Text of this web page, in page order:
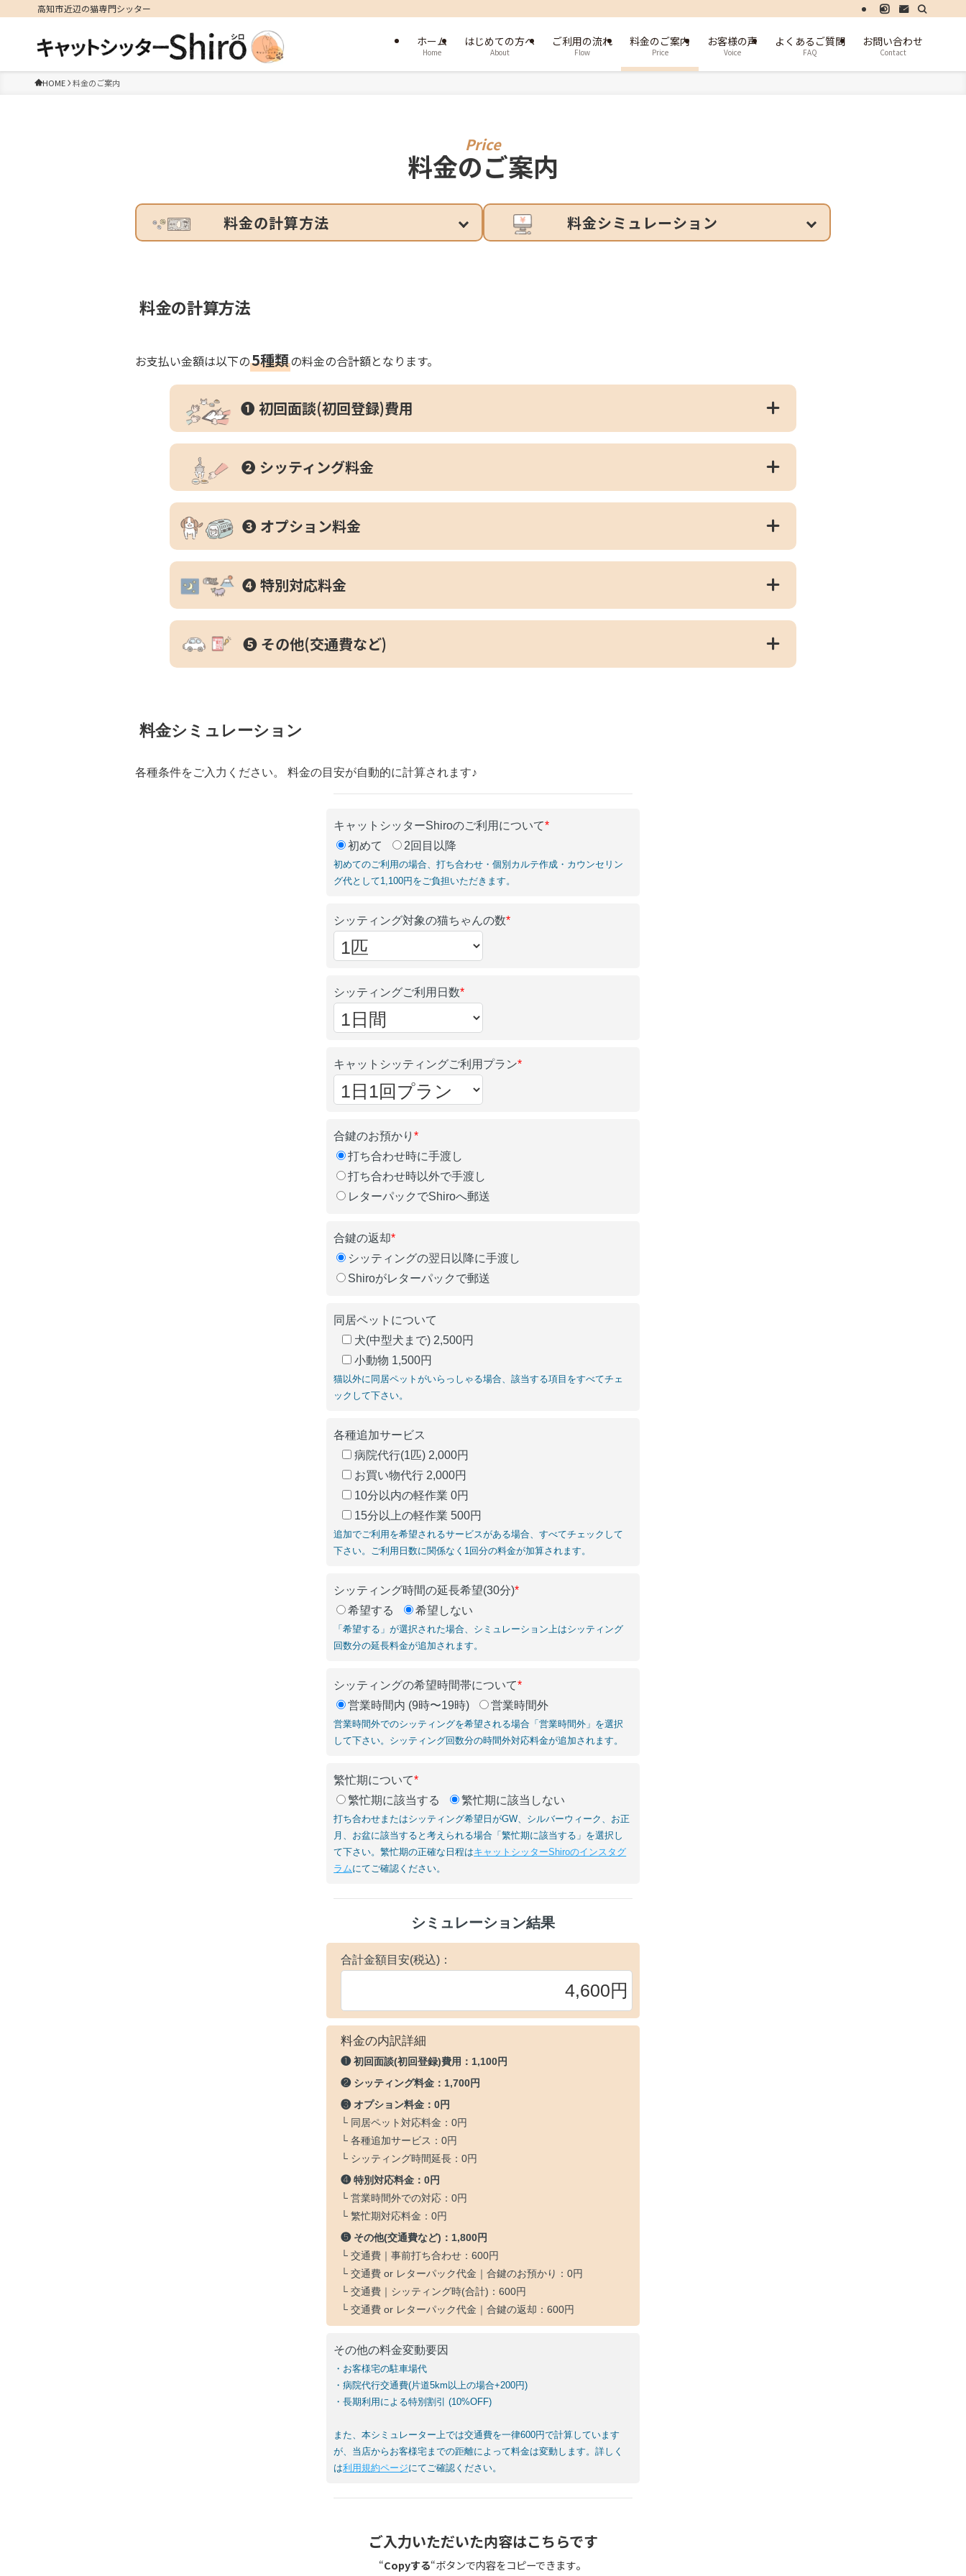
高知市近辺の猫専門シッター
ホーム
Home
はじめての方へ
About
ご利用の流れ
Flow
料金のご案内
Price
お客様の声
Voice
よくあるご質問
FAQ
お問い合わせ
Contact
HOME 料金のご案内
料金のご案内
料金の計算方法 料金シミュレーション
料金の計算方法
お支払い金額は以下の5種類の料金の合計額となります。
❶ 初回面談(初回登録)費用
❷ シッティング料金
❸ オプション料金
❹ 特別対応料金
❺ その他(交通費など)
料金シミュレーション
各種条件をご入力ください。 料金の目安が自動的に計算されます♪
キャットシッターShiroのご利用について*
初めて
2回目以降
初めてのご利用の場合、打ち合わせ・個別カルテ作成・カウンセリン
グ代として1,100円をご負担いただきます。
シッティング対象の猫ちゃんの数*
シッティングご利用日数*
キャットシッティングご利用プラン*
合鍵のお預かり*
打ち合わせ時に手渡し
打ち合わせ時以外で手渡し
レターパックでShiroへ郵送
合鍵の返却*
シッティングの翌日以降に手渡し
Shiroがレターパックで郵送
同居ペットについて
犬(中型犬まで) 2,500円
小動物 1,500円
猫以外に同居ペットがいらっしゃる場合、該当する項目をすべてチェ
ックして下さい。
各種追加サービス
病院代行(1匹) 2,000円
お買い物代行 2,000円
10分以内の軽作業 0円
15分以上の軽作業 500円
追加でご利用を希望されるサービスがある場合、すべてチェックして
下さい。ご利用日数に関係なく1回分の料金が加算されます。
シッティング時間の延長希望(30分)*
希望する
希望しない
「希望する」が選択された場合、シミュレーション上はシッティング
回数分の延長料金が追加されます。
シッティングの希望時間帯について*
営業時間内 (9時〜19時)
営業時間外
営業時間外でのシッティングを希望される場合「営業時間外」を選択
して下さい。シッティング回数分の時間外対応料金が追加されます。
繁忙期について*
繁忙期に該当する
繁忙期に該当しない
打ち合わせまたはシッティング希望日がGW、シルバーウィーク、お正
月、お盆に該当すると考えられる場合「繁忙期に該当する」を選択し
て下さい。繁忙期の正確な日程はキャットシッターShiroのインスタグ
ラムにてご確認ください。
シミュレーション結果
合計金額目安(税込)：
料金の内訳詳細
❶ 初回面談(初回登録)費用： 1,100円
❷ シッティング料金： 1,700円
❸ オプション料金：0円
└ 同居ペット対応料金：0円
└ 各種追加サービス：0円
└ シッティング時間延長：0円
❹ 特別対応料金：0円
└ 営業時間外での対応：0円
└ 繁忙期対応料金：0円
❺ その他(交通費など)： 1,800円
└ 交通費｜事前打ち合わせ：600円
└ 交通費 or レターパック代金｜合鍵のお預かり：0円
└ 交通費｜シッティング時(合計)：600円
└ 交通費 or レターパック代金｜合鍵の返却：600円
その他の料金変動要因
・お客様宅の駐車場代
・病院代行交通費(片道5km以上の場合+200円)
・長期利用による特別割引 (10%OFF)
また、本シミュレーター上では交通費を一律600円で計算しています
が、当店からお客様宅までの距離によって料金は変動します。詳しく
は利用規約ページにてご確認ください。
ご入力いただいた内容はこちらです
“Copyする“ボタンで内容をコピーできます。